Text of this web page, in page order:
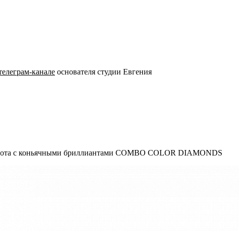
канале основателя студии Евгения
с коньячными бриллиантами COMBO COLOR DIAMONDS